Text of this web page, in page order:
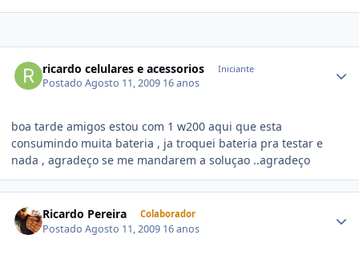
ricardo celulares e acessorios Iniciante
PostadoAgosto 11, 2009 16 anos
boa tarde amigos estou com 1 w200 aqui que esta
consumindo muita bateria , ja troquei bateria pra testar e
nada , agradeço se me mandarem a soluçao ..agradeço
Ricardo Pereira Colaborador
PostadoAgosto 11, 2009 16 anos